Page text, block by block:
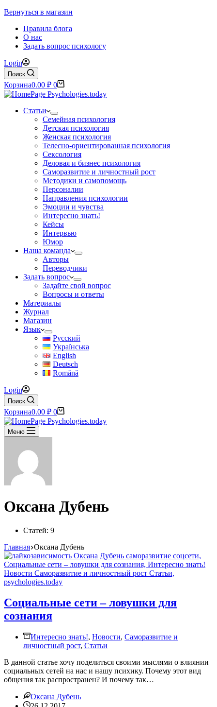
Вернуться в магазин
Правила блога
О нас
Задать вопрос психологу
Login
Поиск
Корзина0.00 ₽ 0
Статьи
Семейная психология
Детская психология
Женская психология
Телесно-ориентированная психология
Сексология
Деловая и бизнес психология
Саморазвитие и личностный рост
Методики и самопомощь
Персоналии
Направления психологии
Эмоции и чувства
Интересно знать!
Кейсы
Интервью
Юмор
Наша команда
Авторы
Переводчики
Задать вопрос
Задайте свой вопрос
Вопросы и ответы
Материалы
Журнал
Магазин
Язык
Русский
Українська
English
Deutsch
Română
Login
Поиск
Корзина0.00 ₽ 0
Меню
Оксана Дубень
Статей: 9
Главная Оксана Дубень
Социальные сети – ловушки для
сознания
Интересно знать!, Новости, Саморазвитие и
личностный рост, Статьи
В данной статье хочу поделиться своими мыслями о влиянии
социальных сетей на нас и нашу психику. Почему этот вид
общения так распространен? И почему так…
Оксана Дубень